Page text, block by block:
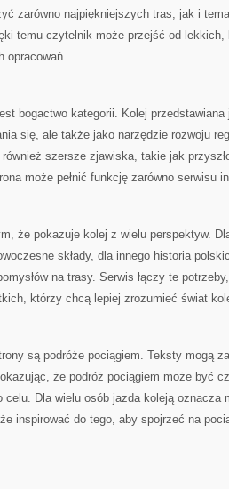
zarówno najpiękniejszych tras, jak i
temu czytelnik może przejść od
opracowań.
bogactwo kategorii. Kolej
się, ale także jako narzędzie rozwoju
szersze zjawiska, takie jak
może pełnić funkcję zarówno serwisu
że pokazuje kolej z wielu perspektyw.
składy, dla innego historia
na trasy. Serwis łączy te
którzy chcą lepiej zrozumieć świat
są podróże pociągiem. Teksty mogą
że podróż pociągiem może być
celu. Dla wielu osób jazda koleją oznacza
inspirować do tego, aby spojrzeć na